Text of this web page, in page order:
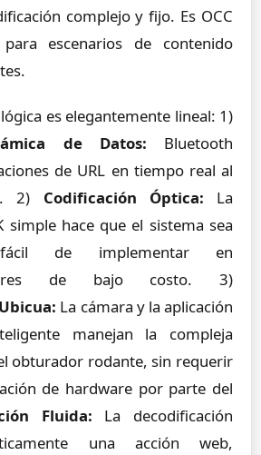
complejo y fijo. Es OCC
escenarios de contenido
es elegantemente lineal: 1)
de Datos: Bluetooth
de URL en tiempo real al
2) Codificación Óptica: La
simple hace que el sistema sea
de implementar en
de bajo costo. 3)
La cámara y la aplicación
manejan la compleja
obturador rodante, sin requerir
de hardware por parte del
Fluida: La decodificación
una acción web,